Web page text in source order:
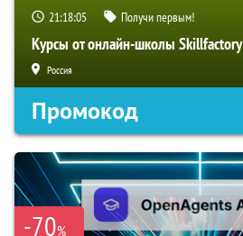
21:18:04 Получи первым!
Курсы от онлайн-школы Skillfactory
Россия
Промокод
-70%